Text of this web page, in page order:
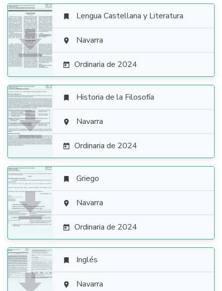

 Lengua Castellana y Literatura
 Navarra
 Ordinaria de 2024

 Historia de la Filosofía
 Navarra
 Ordinaria de 2024

 Griego
 Navarra
 Ordinaria de 2024
 Inglés
 Navarra